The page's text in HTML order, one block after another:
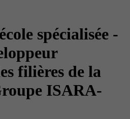
spécialisée -
filières de la
ISARA-